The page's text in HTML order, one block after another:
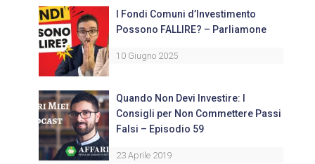
I Fondi Comuni d’Investimento
Possono FALLIRE? – Parliamone
10 Giugno 2025
Quando Non Devi Investire: I
Consigli per Non Commettere Passi
Falsi – Episodio 59
23 Aprile 2019